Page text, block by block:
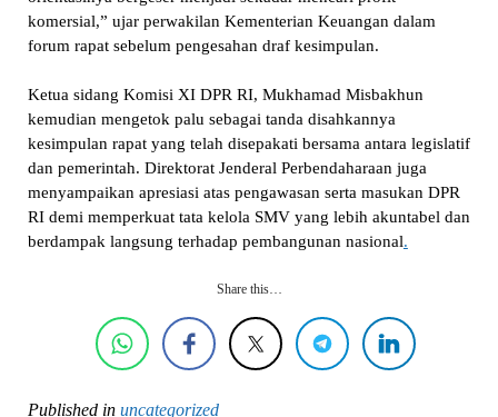
komersial,” ujar perwakilan Kementerian Keuangan dalam
forum rapat sebelum pengesahan draf kesimpulan.
Ketua sidang Komisi XI DPR RI, Mukhamad Misbakhun
kemudian mengetok palu sebagai tanda disahkannya
kesimpulan rapat yang telah disepakati bersama antara legislatif
dan pemerintah. Direktorat Jenderal Perbendaharaan juga
menyampaikan apresiasi atas pengawasan serta masukan DPR
RI demi memperkuat tata kelola SMV yang lebih akuntabel dan
berdampak langsung terhadap pembangunan nasional.
Share this…
Published in uncategorized